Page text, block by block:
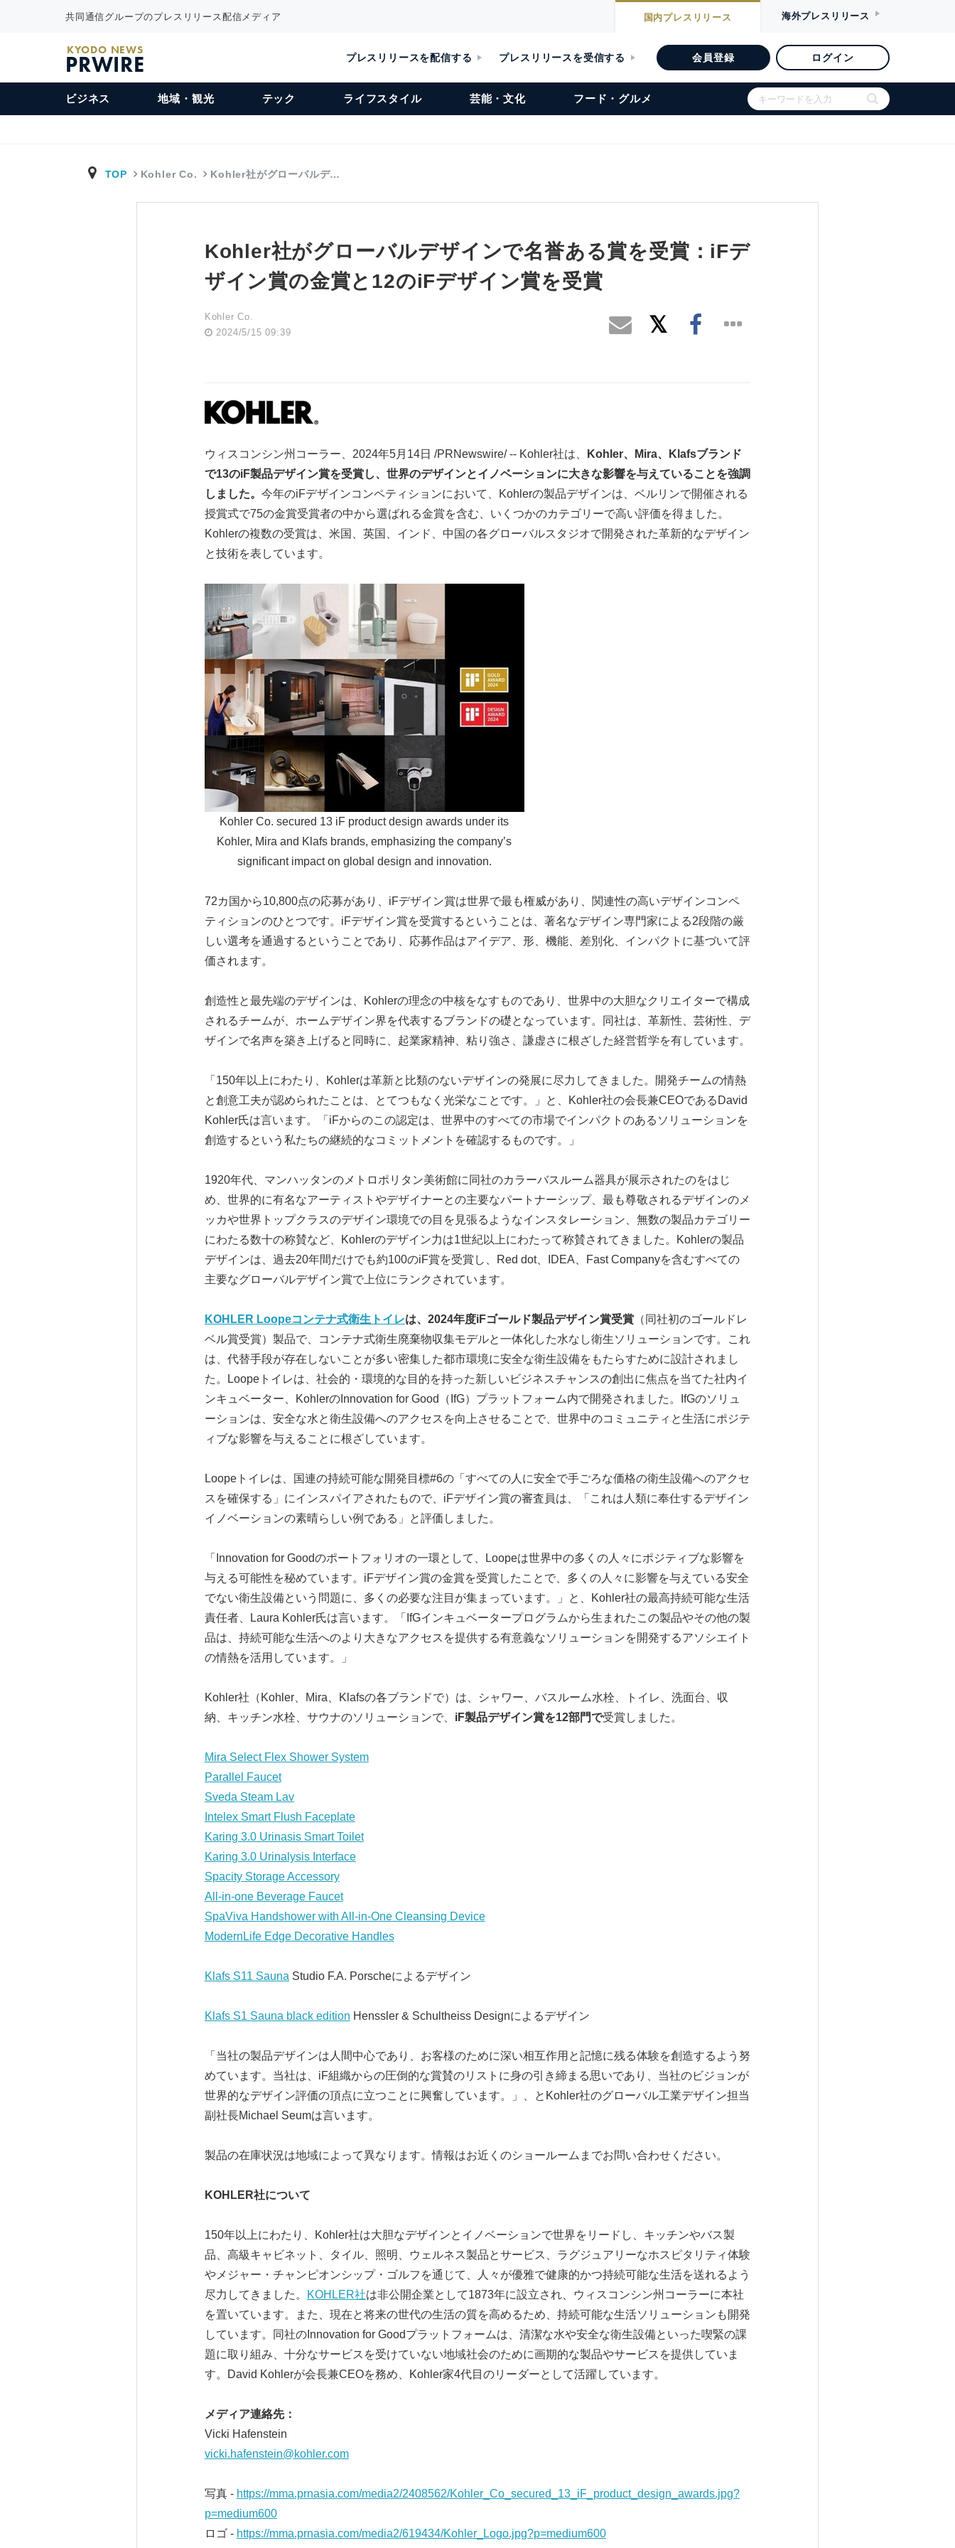
共同通信グループのプレスリリース配信メディア 国内プレスリリース 海外プレスリリース
KYODO NEWS
PRWIRE プレスリリースを配信する プレスリリースを受信する 会員登録 ログイン
ビジネス 地域・観光 テック ライフスタイル 芸能・文化 フード・グルメ
TOP Kohler Co. Kohler社がグローバルデ…
Kohler社がグローバルデザインで名誉ある賞を受賞：iFデ
ザイン賞の金賞と12のiFデザイン賞を受賞
Kohler Co.
2024/5/15 09:39
ウィスコンシン州コーラー、2024年5月14日 /PRNewswire/ -- Kohler社は、 Kohler、 Mira、 Klafsブランド
で13のiF製品デザイン賞を受賞し、世界のデザインとイノベーションに大きな影響を与えていることを強調
しました。 今年のiFデザインコンペティションにおいて、Kohlerの製品デザインは、ベルリンで開催される
授賞式で75の金賞受賞者の中から選ばれる金賞を含む、いくつかのカテゴリーで高い評価を得ました。
Kohlerの複数の受賞は、米国、英国、インド、中国の各グローバルスタジオで開発された革新的なデザイン
と技術を表しています。
Kohler Co. secured 13 iF product design awards under its
Kohler, Mira and Klafs brands, emphasizing the company’s
significant impact on global design and innovation.
72カ国から10,800点の応募があり、iFデザイン賞は世界で最も権威があり、関連性の高いデザインコンペ
ティションのひとつです。iFデザイン賞を受賞するということは、著名なデザイン専門家による2段階の厳
しい選考を通過するということであり、応募作品はアイデア、形、機能、差別化、インパクトに基づいて評
価されます。
創造性と最先端のデザインは、Kohlerの理念の中核をなすものであり、世界中の大胆なクリエイターで構成
されるチームが、ホームデザイン界を代表するブランドの礎となっています。同社は、革新性、芸術性、デ
ザインで名声を築き上げると同時に、起業家精神、粘り強さ、謙虚さに根ざした経営哲学を有しています。
「150年以上にわたり、Kohlerは革新と比類のないデザインの発展に尽力してきました。開発チームの情熱
と創意工夫が認められたことは、とてつもなく光栄なことです。」と、Kohler社の会長兼CEOであるDavid
Kohler氏は言います。「iFからのこの認定は、世界中のすべての市場でインパクトのあるソリューションを
創造するという私たちの継続的なコミットメントを確認するものです。」
1920年代、マンハッタンのメトロポリタン美術館に同社のカラーバスルーム器具が展示されたのをはじ
め、世界的に有名なアーティストやデザイナーとの主要なパートナーシップ、最も尊敬されるデザインのメ
ッカや世界トップクラスのデザイン環境での目を見張るようなインスタレーション、無数の製品カテゴリー
にわたる数十の称賛など、Kohlerのデザイン力は1世紀以上にわたって称賛されてきました。Kohlerの製品
デザインは、過去20年間だけでも約100のiF賞を受賞し、Red dot、IDEA、Fast Companyを含むすべての
主要なグローバルデザイン賞で上位にランクされています。
KOHLER Loopeコンテナ式衛生トイレは、 2024年度iFゴールド製品デザイン賞受賞（同社初のゴールドレ
ベル賞受賞）製品で、コンテナ式衛生廃棄物収集モデルと一体化した水なし衛生ソリューションです。これ
は、代替手段が存在しないことが多い密集した都市環境に安全な衛生設備をもたらすために設計されまし
た。Loopeトイレは、社会的・環境的な目的を持った新しいビジネスチャンスの創出に焦点を当てた社内イ
ンキュベーター、KohlerのInnovation for Good（IfG）プラットフォーム内で開発されました。IfGのソリュ
ーションは、安全な水と衛生設備へのアクセスを向上させることで、世界中のコミュニティと生活にポジテ
ィブな影響を与えることに根ざしています。
Loopeトイレは、国連の持続可能な開発目標#6の「すべての人に安全で手ごろな価格の衛生設備へのアクセ
スを確保する」にインスパイアされたもので、iFデザイン賞の審査員は、「これは人類に奉仕するデザイン
イノベーションの素晴らしい例である」と評価しました。
「Innovation for Goodのポートフォリオの一環として、Loopeは世界中の多くの人々にポジティブな影響を
与える可能性を秘めています。iFデザイン賞の金賞を受賞したことで、多くの人々に影響を与えている安全
でない衛生設備という問題に、多くの必要な注目が集まっています。」と、Kohler社の最高持続可能な生活
責任者、Laura Kohler氏は言います。「IfGインキュベータープログラムから生まれたこの製品やその他の製
品は、持続可能な生活へのより大きなアクセスを提供する有意義なソリューションを開発するアソシエイト
の情熱を活用しています。」
Kohler社（Kohler、Mira、Klafsの各ブランドで）は、シャワー、バスルーム水栓、トイレ、洗面台、収
納、キッチン水栓、サウナのソリューションで、 iF製品デザイン賞を12部門で受賞しました。
Mira Select Flex Shower System
Parallel Faucet
Sveda Steam Lav
Intelex Smart Flush Faceplate
Karing 3.0 Urinasis Smart Toilet
Karing 3.0 Urinalysis Interface
Spacity Storage Accessory
All-in-one Beverage Faucet
SpaViva Handshower with All-in-One Cleansing Device
ModernLife Edge Decorative Handles
Klafs S11 Sauna Studio F.A. Porscheによるデザイン
Klafs S1 Sauna black edition Henssler & Schultheiss Designによるデザイン
「当社の製品デザインは人間中心であり、お客様のために深い相互作用と記憶に残る体験を創造するよう努
めています。当社は、iF組織からの圧倒的な賞賛のリストに身の引き締まる思いであり、当社のビジョンが
世界的なデザイン評価の頂点に立つことに興奮しています。」、とKohler社のグローバル工業デザイン担当
副社長Michael Seumは言います。
製品の在庫状況は地域によって異なります。情報はお近くのショールームまでお問い合わせください。
KOHLER社について
150年以上にわたり、Kohler社は大胆なデザインとイノベーションで世界をリードし、キッチンやバス製
品、高級キャビネット、タイル、照明、ウェルネス製品とサービス、ラグジュアリーなホスピタリティ体験
やメジャー・チャンピオンシップ・ゴルフを通じて、人々が優雅で健康的かつ持続可能な生活を送れるよう
尽力してきました。
KOHLER社は非公開企業として1873年に設立され、ウィスコンシン州コーラーに本社
を置いています。また、現在と将来の世代の生活の質を高めるため、持続可能な生活ソリューションも開発
しています。同社のInnovation for Goodプラットフォームは、清潔な水や安全な衛生設備といった喫緊の課
題に取り組み、十分なサービスを受けていない地域社会のために画期的な製品やサービスを提供していま
す。David Kohlerが会長兼CEOを務め、Kohler家4代目のリーダーとして活躍しています。
メディア連絡先：
Vicki Hafenstein
vicki.hafenstein@kohler.com
写真 - https://mma.prnasia.com/media2/2408562/Kohler_Co_secured_13_iF_product_design_awards.jpg?
p=medium600
ロゴ - https://mma.prnasia.com/media2/619434/Kohler_Logo.jpg?p=medium600
Japanese
English